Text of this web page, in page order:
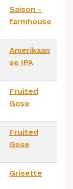
Saison -
farmhouse
Amerikaan
se IPA
Fruited
Gose
Fruited
Gose
Grisette